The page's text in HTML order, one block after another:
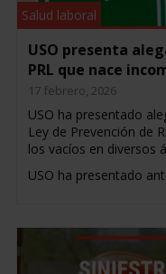
Salud laboral
USO presenta
PRL que nace
17 febrero, 2026
USO ha presentado
Ley de Prevención de
los vacíos en diversos
USO ha presentado